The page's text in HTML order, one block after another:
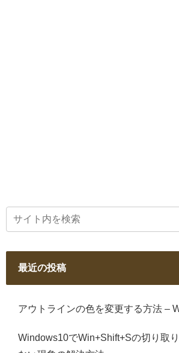
最近の投稿
アウトラインの色を変更する方法 –
Windows10でWin+Shift+Sの切り取